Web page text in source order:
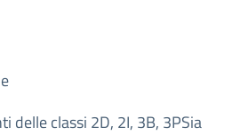
delle classi 2D, 2I, 3B, 3PSia